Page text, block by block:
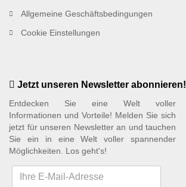
Allgemeine Geschäftsbedingungen
Cookie Einstellungen
Jetzt unseren Newsletter abonnieren!
Entdecken Sie eine Welt voller
Informationen und Vorteile! Melden Sie sich
jetzt für unseren Newsletter an und tauchen
Sie ein in eine Welt voller spannender
Möglichkeiten. Los geht's!